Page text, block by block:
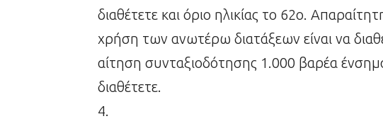
διαθέτετε και όριο ηλικίας το 62ο.
χρήση των ανωτέρω διατάξεων είναι να
αίτηση συνταξιοδότησης 1.000 βαρέα
διαθέτετε.
4.